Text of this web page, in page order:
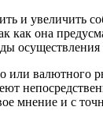
и увеличить
как она
или валютного
мнение и с